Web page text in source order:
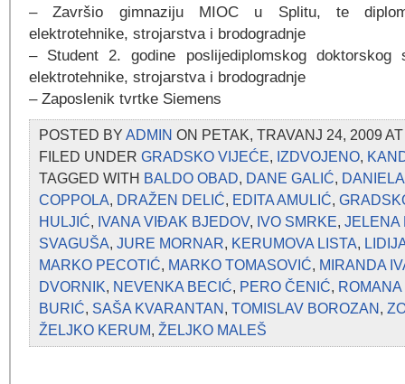
– Završio gimnaziju MIOC u Splitu, te
elektrotehnike, strojarstva i brodogradnje
– Student 2. godine poslijediplomskog doktorskog
elektrotehnike, strojarstva i brodogradnje
– Zaposlenik tvrtke Siemens
POSTED BY ADMIN ON PETAK, TRAVANJ 24, 2009
FILED UNDER GRADSKO VIJEĆE, IZDVOJENO,
TAGGED WITH BALDO OBAD, DANE GALIĆ,
COPPOLA, DRAŽEN DELIĆ, EDITA AMULIĆ,
HULJIĆ, IVANA VIĐAK BJEDOV, IVO SMRKE, JELENA
SVAGUŠA, JURE MORNAR, KERUMOVA LISTA,
MARKO PECOTIĆ, MARKO TOMASOVIĆ, MIRANDA
DVORNIK, NEVENKA BECIĆ, PERO ČENIĆ,
BURIĆ, SAŠA KVARANTAN , TOMISLAV BOROZAN ,
ŽELJKO KERUM, ŽELJKO MALEŠ